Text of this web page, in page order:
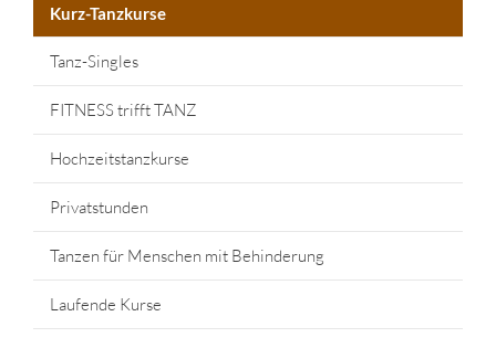
Kurz-Tanzkurse
Tanz-Singles
FITNESS trifft TANZ
Hochzeitstanzkurse
Privatstunden
Tanzen für Menschen mit Behinderung
Laufende Kurse